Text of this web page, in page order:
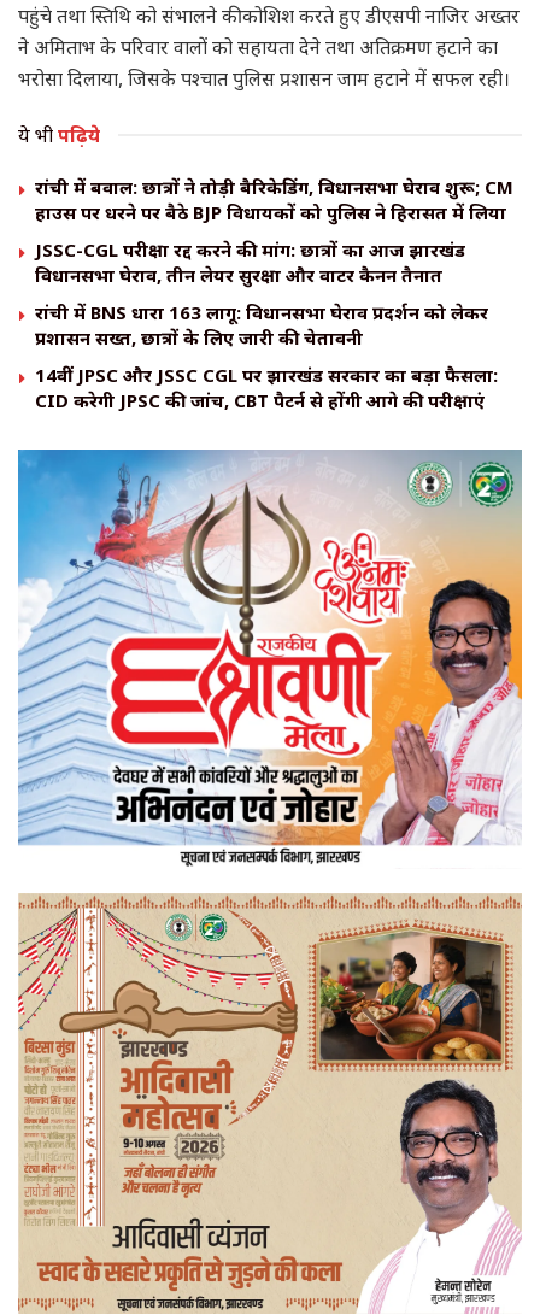
पहुंचे तथा स्तिथि को संभालने की कोशिश करते हुए डीएसपी नाजिर अख्तर
ने अमिताभ के परिवार वालों को सहायता देने तथा अतिक्रमण हटाने का
भरोसा दिलाया, जिसके पश्चात पुलिस प्रशासन जाम हटाने में सफल रही।
ये भीपढ़िये
रांची में बवाल: छात्रों ने तोड़ी बैरिकेडिंग, विधानसभा घेराव शुरू; CM
हाउस पर धरने पर बैठे BJP विधायकों को पुलिस ने हिरासत में लिया
JSSC-CGL परीक्षा रद्द करने की मांग: छात्रों का आज झारखंड
विधानसभा घेराव, तीन लेयर सुरक्षा और वाटर कैनन तैनात
रांची में BNS धारा 163 लागू: विधानसभा घेराव प्रदर्शन को लेकर
प्रशासन सख्त, छात्रों के लिए जारी की चेतावनी
14वीं JPSC और JSSC CGL पर झारखंड सरकार का बड़ा फैसला:
CID करेगी JPSC की जांच, CBT पैटर्न से होंगी आगे की परीक्षाएं